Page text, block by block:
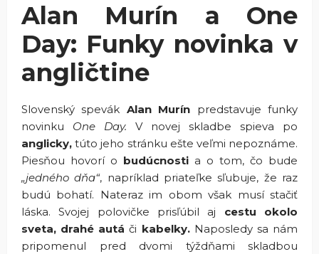
Alan Murín a One
Day: Funky novinka v
angličtine
Slovenský spevák Alan Murín predstavuje funky
novinku One Day. V novej skladbe spieva po
anglicky, túto jeho stránku ešte veľmi nepoznáme.
Piesňou hovorí o budúcnosti a o tom, čo bude
„jedného dňa“, napríklad priateľke sľubuje, že raz
budú bohatí. Nateraz im obom však musí stačiť
láska. Svojej polovičke prisľúbil aj cestu okolo
sveta, drahé autá či kabelky.Naposledy sa nám
pripomenul pred dvomi týždňami skladbou